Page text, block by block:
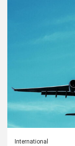
International